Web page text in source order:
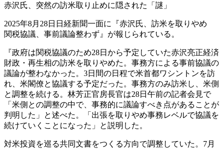
赤沢氏、突然の訪米取り止めに隠された「謎」
2025年8月28日日経新聞一面に『赤沢氏、訪米を取りやめ
関税協議、事前議論整わず』が報じられている。
『政府は関税協議のため28日から予定していた赤沢亮正経済
財政・再生相の訪米を取りやめた。事務方による事前協議の
議論が整わなかった。3日間の日程で米首都ワシントンを訪
れ、米閣僚と協議する予定だった。事務方のみ訪米し、米側
と調整を続ける。林芳正官房長官は28日午前の記者会見で
「米側との調整の中で、事務的に議論すべき点があることが
判明した」と述べた。「出張を取りやめ事務レベルで協議を
続けていくことになった」と説明した。
対米投資を巡る共同文書をつくる方向で調整していた。7月